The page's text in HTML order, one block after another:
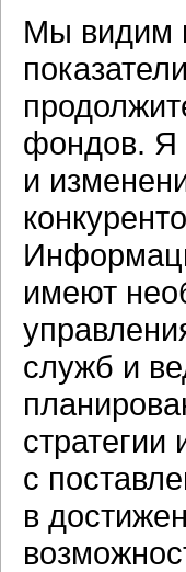
Мы видим
фондов. Я
и
имеют
служб и
стратегии
с
в